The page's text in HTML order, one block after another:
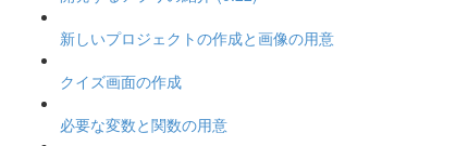
新しいプロジェクトの作成と画像の用意
クイズ画面の作成
必要な変数と関数の用意